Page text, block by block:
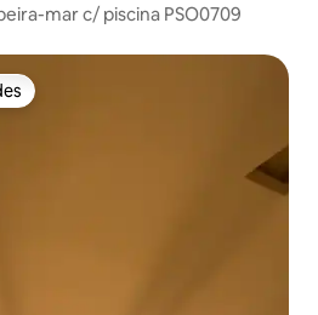
mar c/ piscina PSO0709
dos hóspedes